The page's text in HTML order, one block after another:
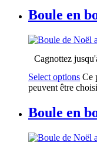
Boule en
Cagnottez
Select options Ce
peuvent être
Boule en